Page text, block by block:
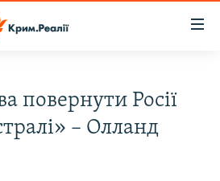
повернути Росії
– Олланд